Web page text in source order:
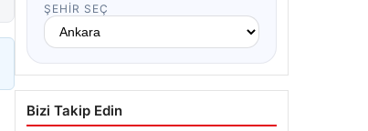
ŞEHIR SEÇ
Bizi Takip Edin